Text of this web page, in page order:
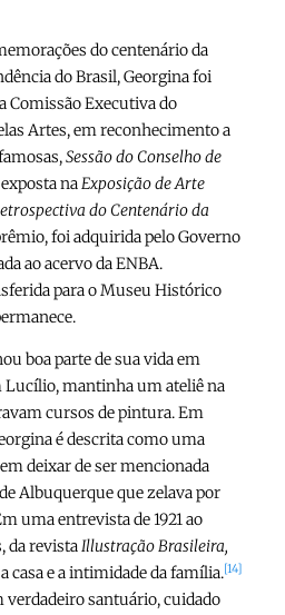
do centenário da
do Brasil, Georgina foi
Comissão Executiva do
Artes, em reconhecimento a
Sessão do Conselho de
naExposição de Arte
do Centenário da
foi adquirida pelo Governo
ao acervo da ENBA.
para o Museu Histórico
boa parte de sua vida em
mantinha um ateliê na
cursos de pintura. Em
é descrita como uma
deixar de ser mencionada
Albuquerque que zelava por
uma entrevista de 1921 ao
da revistaIllustração Brasileira,
casa e a intimidade da família.[14]
verdadeiro santuário, cuidado